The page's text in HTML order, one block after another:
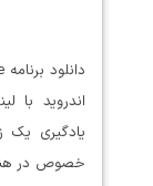
اندروید با
یادگیری یک
خصوص در